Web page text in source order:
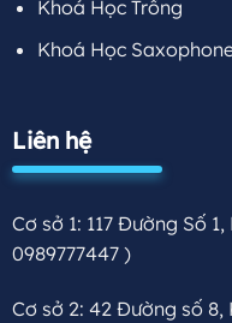
Khoá Học Trống
Khoá Học
Liên hệ
Cơ sở 1: 117 Đường Số
0989777447 )
Cơ sở 2: 42 Đường số 8,